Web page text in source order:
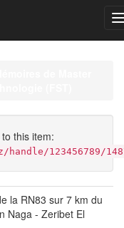
this item:
123456789/
la RN83 sur 7 km du
Naga - Zeribet El